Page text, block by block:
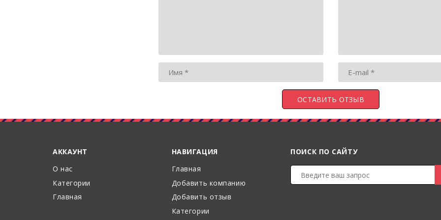
АККАУНТ
О нас
Категории
Главная
НАВИГАЦИЯ
Главная
Добавить компанию
Добавить отзыв
Категории
ПОИСК ПО САЙТУ